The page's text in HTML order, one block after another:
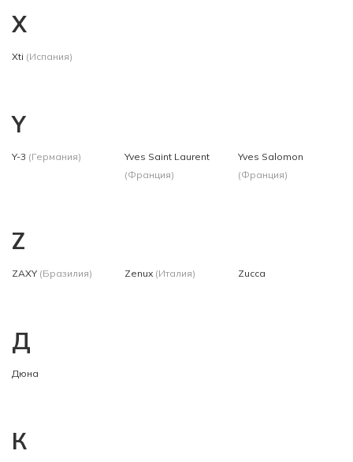
X
Xti (Испания)
Y
Y-3 (Германия)
Yves Saint Laurent
(Франция)
Yves Salomon
(Франция)
Z
ZAXY (Бразилия) Zenux (Италия) Zucca
Д
Дюна
К